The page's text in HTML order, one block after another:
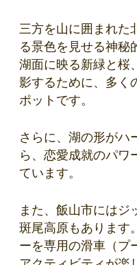
三方を山に囲まれた
る景色を見せる神秘
湖面に映る新緑と桜
影するために、多く
ポットです。
さらに、湖の形がハ
ら、恋愛成就のパワ
ています。
また、飯山市にはジ
斑尾高原もあります
ーを専用の滑車（プ